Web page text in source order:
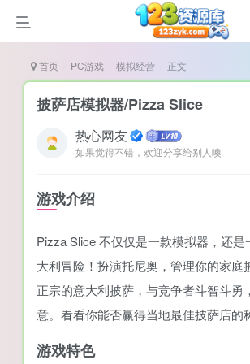
首页 PC游戏 模拟经营 正文
披萨店模拟器/Pizza Slice
热心网友
如果觉得不错，欢迎分享给别人噢
游戏介绍
Pizza Slice 不仅仅是一款模拟器，还是
大利冒险！扮演托尼奥，管理你的家庭
正宗的意大利披萨，与竞争者斗智斗勇
意。看看你能否赢得当地最佳披萨店的
游戏特色